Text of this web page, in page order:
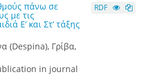
πάνω σε
με τις
Ε’ και Στ’ τάξης
(Despina), Γρίβα,
in journal
RDF